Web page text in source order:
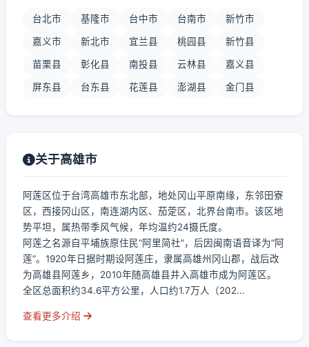
台北市 基隆市 台中市 台南市 新竹市
嘉义市 新北市 宜兰县 桃园县 新竹县
苗栗县 彰化县 南投县 云林县 嘉义县
屏东县 台东县 花莲县 澎湖县 金门县
关于高雄市
阿莲区位于台湾高雄市东北部，地处冈山平原南缘，东邻田寮
区，西接冈山区，南连湖内区、茄萣区，北界台南市。该区地
势平坦，属热带季风气候，年均温约24摄氏度。
阿莲之名源自平埔族原住民“阿里简社”，后因闽南语音译为“阿
莲”。1920年日据时期设阿莲庄，隶属高雄州冈山郡，战后改
为高雄县阿莲乡，2010年随高雄县并入高雄市成为阿莲区。
全区总面积约34.6平方公里，人口约1.7万人（202...
查看更多介绍